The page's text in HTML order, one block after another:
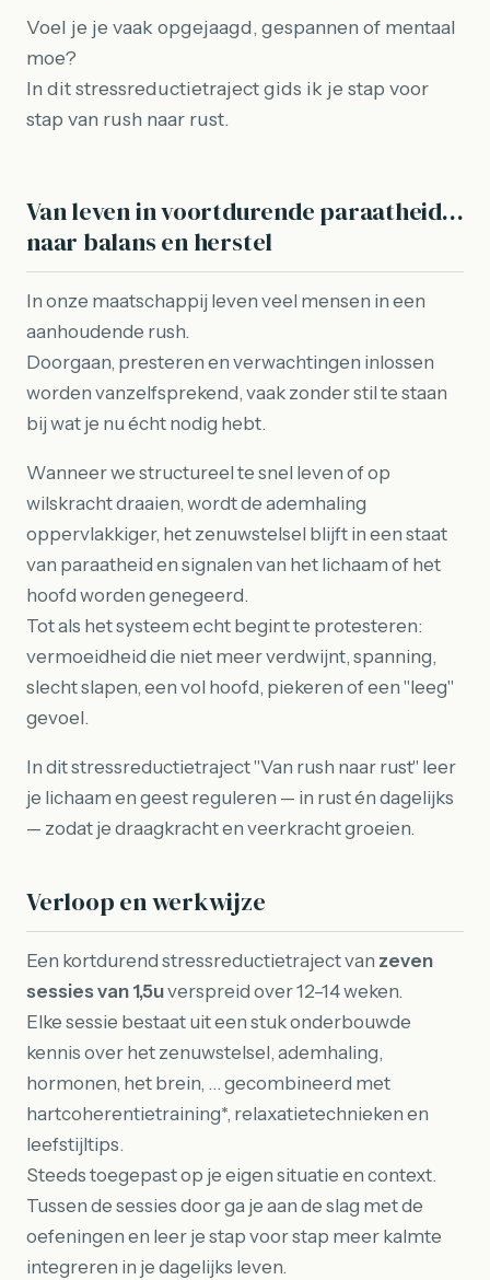
Voel je je vaak opgejaagd, gespannen of mentaal
moe?
In dit stressreductietraject gids ik je stap voor
stap van rush naar rust.
Van leven in voortdurende paraatheid…
naar balans en herstel
In onze maatschappij leven veel mensen in een
aanhoudende rush.
Doorgaan, presteren en verwachtingen inlossen
worden vanzelfsprekend, vaak zonder stil te staan
bij wat je nu écht nodig hebt.
Wanneer we structureel te snel leven of op
wilskracht draaien, wordt de ademhaling
oppervlakkiger, het zenuwstelsel blijft in een staat
van paraatheid en signalen van het lichaam of het
hoofd worden genegeerd.
Tot als het systeem echt begint te protesteren:
vermoeidheid die niet meer verdwijnt, spanning,
slecht slapen, een vol hoofd, piekeren of een "leeg"
gevoel.
In dit stressreductietraject "Van rush naar rust" leer
je lichaam en geest reguleren — in rust én dagelijks
— zodat je draagkracht en veerkracht groeien.
Verloop en werkwijze
Een kortdurend stressreductietraject van zeven
sessies van 1,5uverspreid over 12–14 weken.
Elke sessie bestaat uit een stuk onderbouwde
kennis over het zenuwstelsel, ademhaling,
hormonen, het brein, … gecombineerd met
hartcoherentietraining*, relaxatietechnieken en
leefstijltips.
Steeds toegepast op je eigen situatie en context.
Tussen de sessies door ga je aan de slag met de
oefeningen en leer je stap voor stap meer kalmte
integreren in je dagelijks leven.